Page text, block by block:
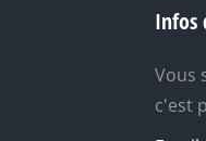
Infos
Vous
c'est